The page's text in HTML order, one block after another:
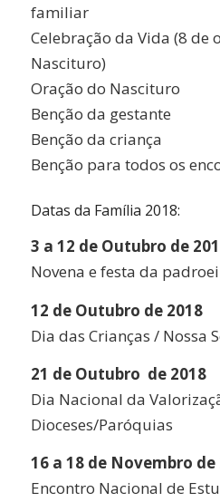
familiar
Celebração da Vida (8 de
Nascituro)
Oração do Nascituro
Benção da gestante
Benção da criança
Benção para todos os
Datas da Família 2018:
3 a 12 de Outubro de
Novena e festa da
12 de Outubro de 2018
Dia das Crianças / Nossa
21 de Outubro de 2018
Dia Nacional da
Dioceses/Paróquias
16 a 18 de Novembro de
Encontro Nacional de